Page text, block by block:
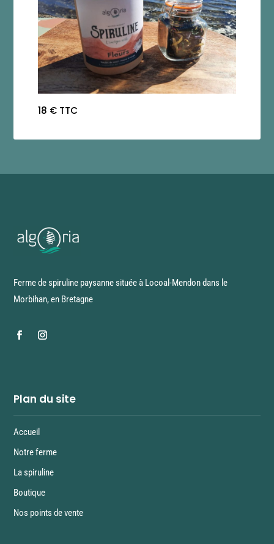
18 € TTC
Ferme de spiruline paysanne située à Locoal-Mendon dans le
Morbihan, en Bretagne
Plan du site
Accueil
Notre ferme
La spiruline
Boutique
Nos points de vente